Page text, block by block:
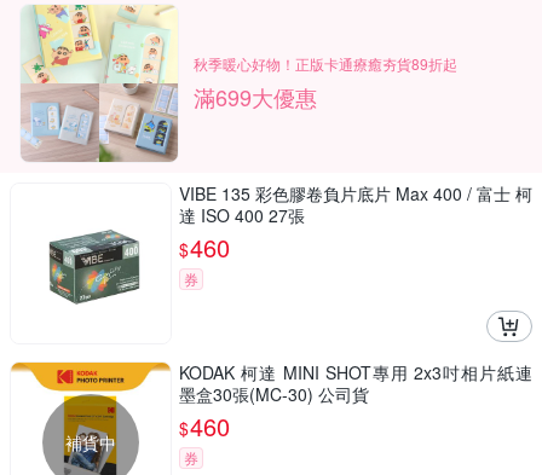
秋季暖心好物！正版卡通療癒夯貨89折起
滿699大優惠
VIBE 135 彩色膠卷負片底片 Max 400 / 富士 柯
達 ISO 400 27張
$460
券
補貨中
KODAK 柯達 MINI SHOT專用 2x3吋相片紙連
墨盒30張(MC-30) 公司貨
$460
券